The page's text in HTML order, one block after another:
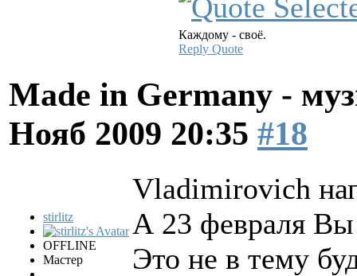
Каждому - своё.
Reply Quote
Made in Germany -
Нояб 2009 20:35 #18
stirlitz
OFFLINE
Мастер
Vladimirovich
А 23 февраля Вы
Это не в тему